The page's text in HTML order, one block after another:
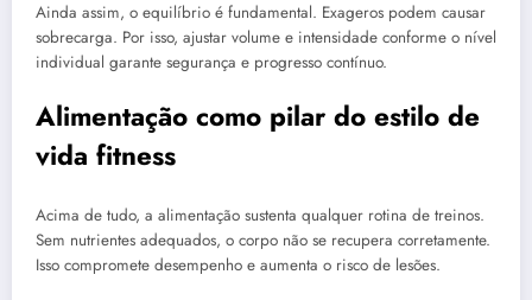
Ainda assim, o equilíbrio é fundamental. Exageros podem causar
sobrecarga. Por isso, ajustar volume e intensidade conforme o nível
individual garante segurança e progresso contínuo.
Alimentação como pilar do estilo de
vida fitness
Acima de tudo, a alimentação sustenta qualquer rotina de treinos.
Sem nutrientes adequados, o corpo não se recupera corretamente.
Isso compromete desempenho e aumenta o risco de lesões.